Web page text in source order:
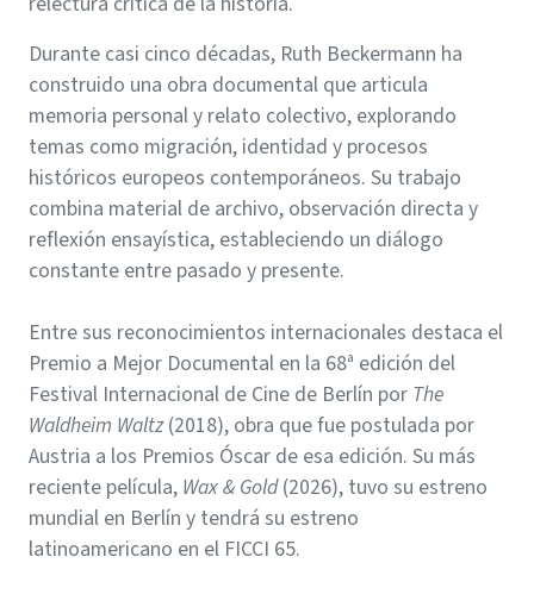
Durante casi cinco décadas, Ruth Beckermann ha
construido una obra documental que articula
memoria personal y relato colectivo, explorando
temas como migración, identidad y procesos
históricos europeos contemporáneos. Su trabajo
combina material de archivo, observación directa y
reflexión ensayística, estableciendo un diálogo
constante entre pasado y presente.
Entre sus reconocimientos internacionales destaca el
Premio a Mejor Documental en la 68ª edición del
Festival Internacional de Cine de Berlín por The
Waldheim Waltz(2018), obra que fue postulada por
Austria a los Premios Óscar de esa edición. Su más
reciente película, Wax & Gold(2026), tuvo su estreno
mundial en Berlín y tendrá su estreno
latinoamericano en el FICCI 65.